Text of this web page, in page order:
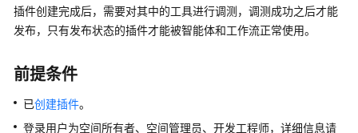
产
介
绍
插件创建完成后，需要对其中的工具进行调测，调测成功之后才能
发布，只有发布状态的插件才能被智能体和工作流正常使用。
前提条件
已创建插件。
登录用户为空间所有者、空间管理员、开发工程师，详细信息请